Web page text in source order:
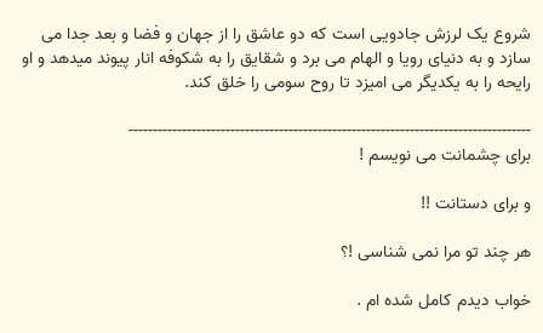
شروع یک لرزش جادویی است که دو عاشق را از جهان و فضا و بعد جدا می
سازد و به دنیای رویا و الهام می برد و شقایق را به شکوفه انار پیوند میدهد و او
رایحه را به یکدیگر می امیزد تا روح سومی را خلق کند.
-----------------------------------------------------------------------------------
برای چشمانت می نویسم !
و برای دستانت !!
هر چند تو مرا نمی شناسی !؟
خواب دیدم کامل شده ام .